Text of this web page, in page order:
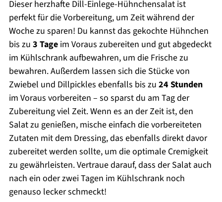
Dieser herzhafte Dill-Einlege-Hühnchensalat ist
perfekt für die Vorbereitung, um Zeit während der
Woche zu sparen! Du kannst das gekochte Hühnchen
bis zu 3 Tageim Voraus zubereiten und gut abgedeckt
im Kühlschrank aufbewahren, um die Frische zu
bewahren. Außerdem lassen sich die Stücke von
Zwiebel und Dillpickles ebenfalls bis zu 24 Stunden
im Voraus vorbereiten – so sparst du am Tag der
Zubereitung viel Zeit. Wenn es an der Zeit ist, den
Salat zu genießen, mische einfach die vorbereiteten
Zutaten mit dem Dressing, das ebenfalls direkt davor
zubereitet werden sollte, um die optimale Cremigkeit
zu gewährleisten. Vertraue darauf, dass der Salat auch
nach ein oder zwei Tagen im Kühlschrank noch
genauso lecker schmeckt!